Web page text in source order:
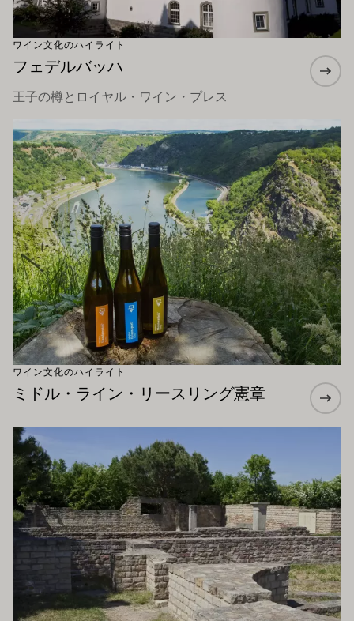
ワイン文化のハイライト
フェデルバッハ
王子の樽とロイヤル・ワイン・プレス
ワイン文化のハイライト
ミドル・ライン・リースリング憲章
もっと詳しく
もっと詳しく